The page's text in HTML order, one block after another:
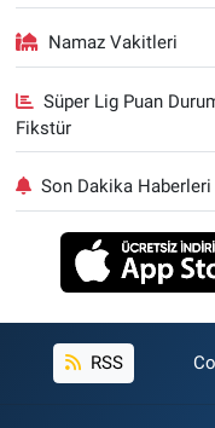
Namaz Vakitleri
Süper Lig Puan
Fikstür
Son Dakika Haberleri
RSS